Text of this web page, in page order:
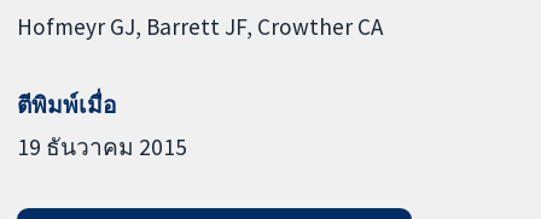
Hofmeyr GJ Barrett JF Crowther CA
ตีพิมพ์เมื่อ
19 ธันวาคม 2015